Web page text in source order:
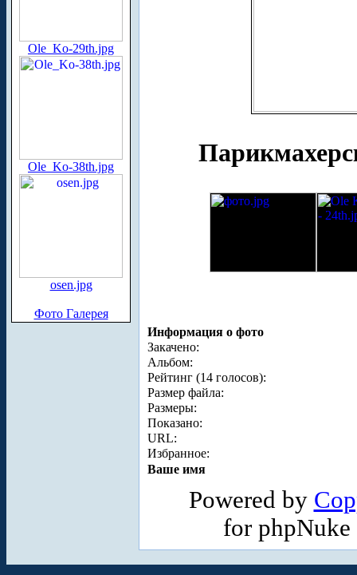
Ole_Ko-29th.jpg
Ole_Ko-38th.jpg
osen.jpg
Фото Галерея
Информация о фото
Закачено:
Альбом:
Рейтинг (14 голосов):
Размер файла:
Размеры:
Показано:
URL:
Избранное:
Ваше имя
Powered by
for